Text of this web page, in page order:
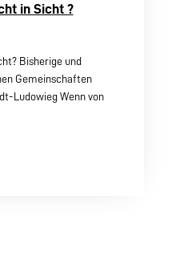
in Sicht ?
Bisherige und
Gemeinschaften
Ludowieg Wenn von